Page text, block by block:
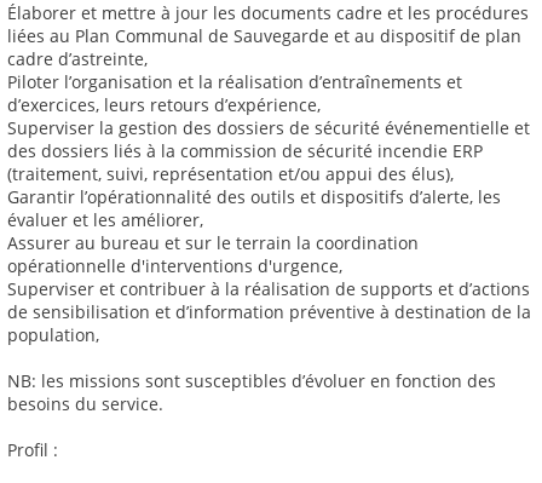
Élaborer et mettre à jour les documents cadre et les procédures
liées au Plan Communal de Sauvegarde et au dispositif de plan
cadre d’astreinte,
Piloter l’organisation et la réalisation d’entraînements et
d’exercices, leurs retours d’expérience,
Superviser la gestion des dossiers de sécurité événementielle et
des dossiers liés à la commission de sécurité incendie ERP
(traitement, suivi, représentation et/ou appui des élus),
Garantir l’opérationnalité des outils et dispositifs d’alerte, les
évaluer et les améliorer,
Assurer au bureau et sur le terrain la coordination
opérationnelle d'interventions d'urgence,
Superviser et contribuer à la réalisation de supports et d’actions
de sensibilisation et d’information préventive à destination de la
population,
NB: les missions sont susceptibles d’évoluer en fonction des
besoins du service.
Profil :